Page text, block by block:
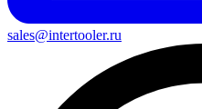
sales@intertooler.ru